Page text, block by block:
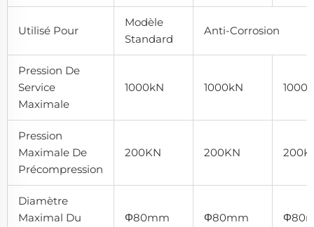
Utilisé Pour
Modèle
Standard
Anti-Corrosion
Pression De
Service
Maximale
1000kN 1000kN
Pression
Maximale De
Précompression
200KN 200KN
Diamètre
Maximal Du
Φ80mm Φ80mm